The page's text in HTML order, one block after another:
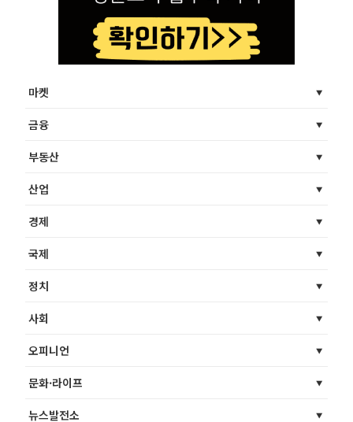
마켓
금융
부동산
산업
경제
국제
정치
사회
오피니언
문화·라이프
뉴스발전소